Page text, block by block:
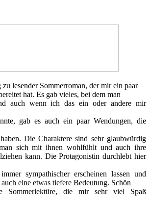
lesender Sommerroman, der mir ein paar
hat. Es gab vieles, bei dem man
auch wenn ich das ein oder andere mir
gab es auch ein paar Wendungen, die
Die Charaktere sind sehr glaubwürdig
sich mit ihnen wohlfühlt und auch ihre
kann. Die Protagonistin durchlebt hier
sympathischer erscheinen lassen und
eine etwas tiefere Bedeutung. Schön
Sommerlektüre, die mir sehr viel Spaß